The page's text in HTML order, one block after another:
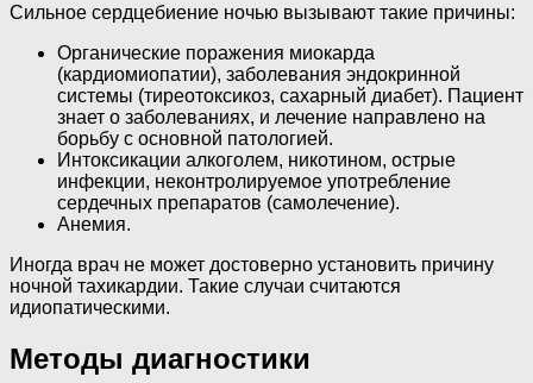
Сильное сердцебиение ночью вызывают такие причины:
Органические поражения миокарда
(кардиомиопатии), заболевания эндокринной
системы (тиреотоксикоз, сахарный диабет). Пациент
знает о заболеваниях, и лечение направлено на
борьбу с основной патологией.
Интоксикации алкоголем, никотином, острые
инфекции, неконтролируемое употребление
сердечных препаратов (самолечение).
Анемия.
Иногда врач не может достоверно установить причину
ночной тахикардии. Такие случаи считаются
идиопатическими.
Методы диагностики